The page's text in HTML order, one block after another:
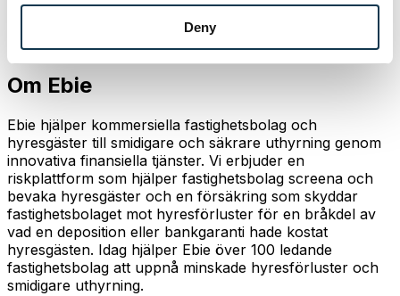
Deny
Martin Tannerfors, VD, Fastighetsloggen
E-post: martin@fastighetsloggen.se
Telefon: +46 70 331 9336
Om Ebie
Ebie hjälper kommersiella fastighetsbolag och
hyresgäster till smidigare och säkrare uthyrning genom
innovativa finansiella tjänster. Vi erbjuder en
riskplattform som hjälper fastighetsbolag screena och
bevaka hyresgäster och en försäkring som skyddar
fastighetsbolaget mot hyresförluster för en bråkdel av
vad en deposition eller bankgaranti hade kostat
hyresgästen. Idag hjälper Ebie över 100 ledande
fastighetsbolag att uppnå minskade hyresförluster och
smidigare uthyrning.